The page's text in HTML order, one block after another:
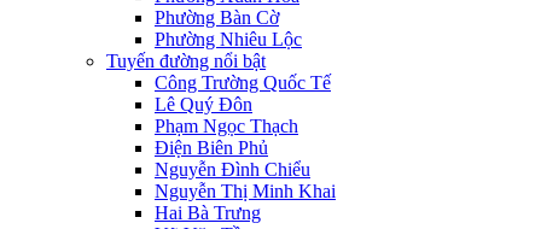
Phường Bàn Cờ
Phường Nhiêu Lộc
Tuyến đường nổi bật
Công Trường Quốc Tế
Lê Quý Đôn
Phạm Ngọc Thạch
Điện Biên Phủ
Nguyễn Đình Chiểu
Nguyễn Thị Minh Khai
Hai Bà Trưng